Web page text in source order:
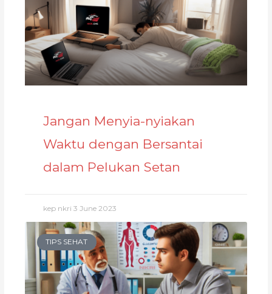
Jangan Menyia-nyiakan
Waktu dengan Bersantai
dalam Pelukan Setan
kep nkri3 June 2023
TIPS SEHAT